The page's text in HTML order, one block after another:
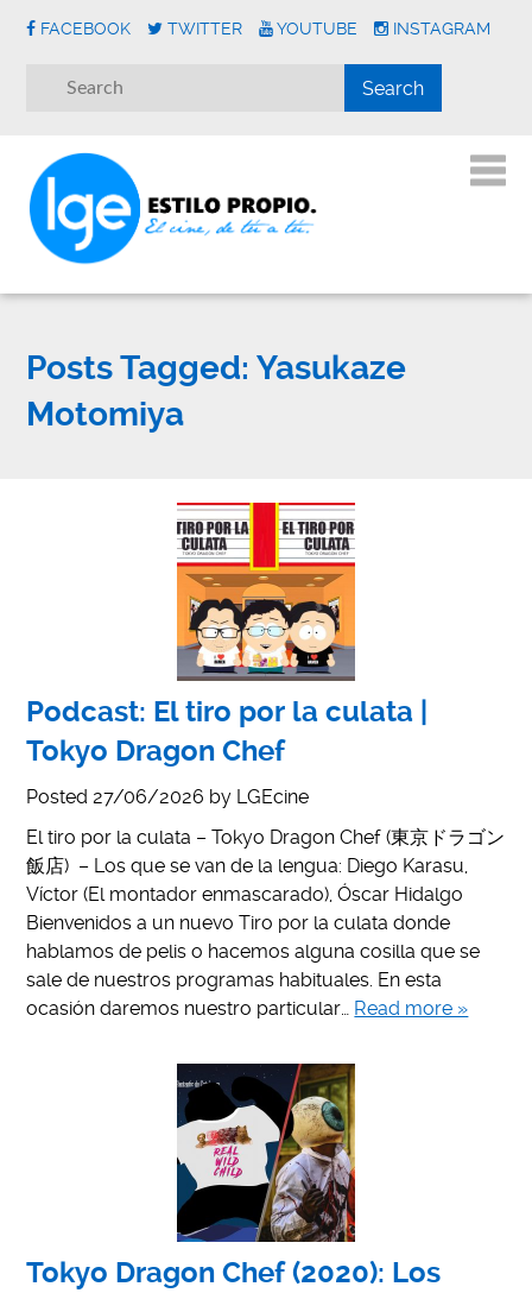
FACEBOOK TWITTER YOUTUBE INSTAGRAM
Posts Tagged: Yasukaze
Motomiya
Podcast: El tiro por la culata |
Tokyo Dragon Chef
Posted 27/06/2026 by LGEcine
El tiro por la culata – Tokyo Dragon Chef (東京ドラゴン
飯店) – Los que se van de la lengua: Diego Karasu,
Víctor (El montador enmascarado), Óscar Hidalgo
Bienvenidos a un nuevo Tiro por la culata donde
hablamos de pelis o hacemos alguna cosilla que se
sale de nuestros programas habituales. En esta
ocasión daremos nuestro particular… Read more »
Tokyo Dragon Chef (2020): Los